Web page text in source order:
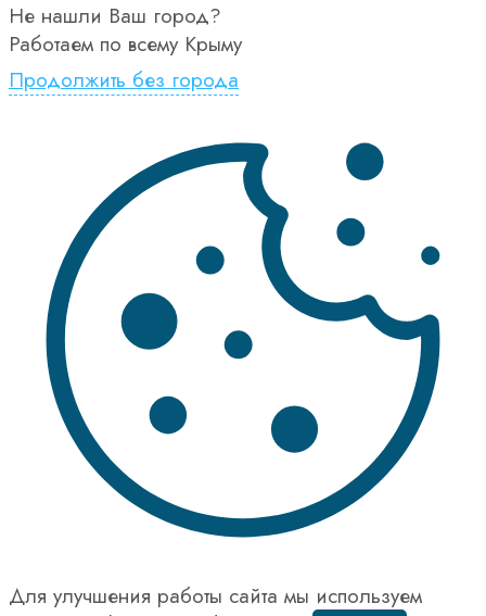
Не нашли Ваш город?
Работаем по всему Крыму
Продолжить без города
Для улучшения работы сайта мы используем